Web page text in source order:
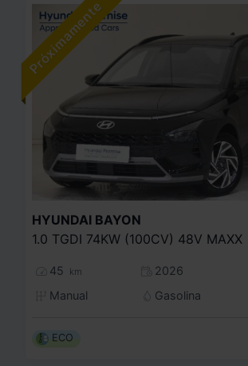
HYUNDAI BAYON
1.0 TGDI 74KW (100CV) 48V MAXX
45 km
2026
Manual
Gasolina
ECO